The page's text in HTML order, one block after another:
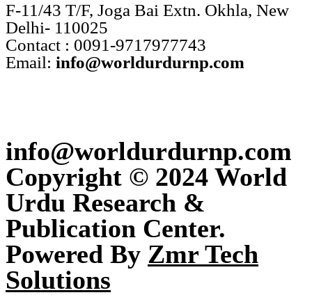
F-11/43 T/F, Joga Bai Extn. Okhla, New
Delhi- 110025
Contact : 0091-9717977743
Email: info@worldurdurnp.com
info@worldurdurnp.com
Copyright © 2024 World
Urdu Research &
Publication Center.
Powered By Zmr Tech
Solutions